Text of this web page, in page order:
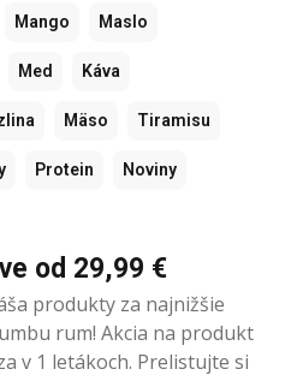
Mango Maslo
Med Káva
Mäso Tiramisu
Protein Noviny
od 29,99 €
produkty za najnižšie
rum! Akcia na produkt
v 1 letákoch. Prelistujte si